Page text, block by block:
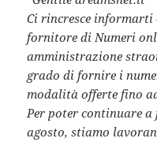
Ci rincresce informarti
fornitore di Numeri
amministrazione
grado di fornire i
modalità offerte fino
Per poter continuare
agosto, stiamo